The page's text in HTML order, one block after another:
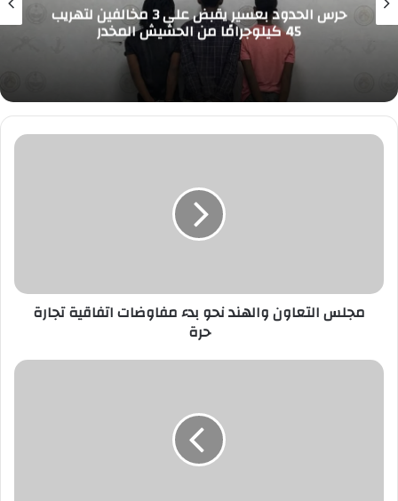
حرس الحدود بعسير يقبض على 3 مخالفين لتهريب
45 كيلوجرامًا من الحشيش المخدر
مجلس
حرة
مجلس التعاون والهند نحو بدء مفاوضات اتفاقية تجارة
حرة
حرس